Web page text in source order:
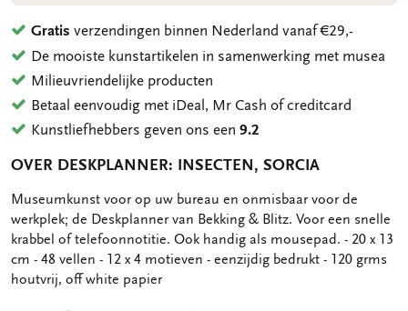
Gratis verzendingen binnen Nederland vanaf €29,-
De mooiste kunstartikelen in samenwerking met musea
Milieuvriendelijke producten
Betaal eenvoudig met iDeal, Mr Cash of creditcard
Kunstliefhebbers geven ons een9.2
OVER DESKPLANNER: INSECTEN, SORCIA
OMSCHRIJVING
Museumkunst voor op uw bureau en onmisbaar voor de
werkplek; de Deskplanner van Bekking & Blitz. Voor een snelle
krabbel of telefoonnotitie. Ook handig als mousepad. - 20 x 13
cm - 48 vellen - 12 x 4 motieven - eenzijdig bedrukt - 120 grms
houtvrij, off white papier